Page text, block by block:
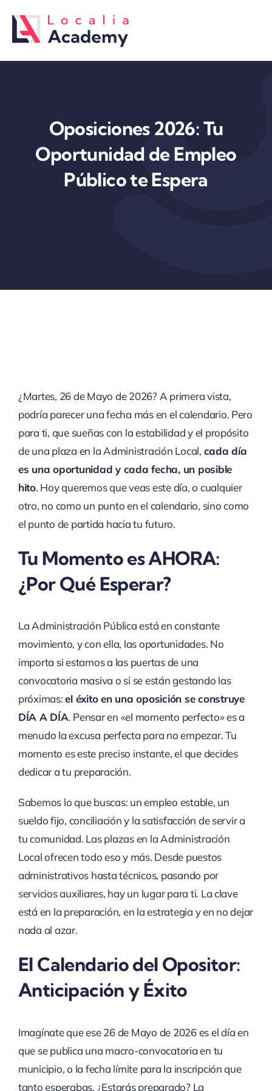
contenido
Oposiciones 2026: Tu
Oportunidad de Empleo
Público te Espera
¿Martes, 26 de Mayo de 2026? A primera vista,
podría parecer una fecha más en el calendario. Pero
para ti, que sueñas con la estabilidad y el propósito
de una plaza en la Administración Local, cada día
es una oportunidad y cada fecha, un posible
hito. Hoy queremos que veas este día, o cualquier
otro, no como un punto en el calendario, sino como
el punto de partida hacia tu futuro.
Tu Momento es AHORA:
¿Por Qué Esperar?
La Administración Pública está en constante
movimiento, y con ella, las oportunidades. No
importa si estamos a las puertas de una
convocatoria masiva o si se están gestando las
próximas:el éxito en una oposición se construye
DÍA A DÍA. Pensar en «el momento perfecto» es a
menudo la excusa perfecta para no empezar. Tu
momento es este preciso instante, el que decides
dedicar a tu preparación.
Sabemos lo que buscas: un empleo estable, un
sueldo fijo, conciliación y la satisfacción de servir a
tu comunidad. Las plazas en la Administración
Local ofrecen todo eso y más. Desde puestos
administrativos hasta técnicos, pasando por
servicios auxiliares, hay un lugar para ti. La clave
está en la preparación, en la estrategia y en no dejar
nada al azar.
El Calendario del Opositor:
Anticipación y Éxito
Imagínate que ese 26 de Mayo de 2026 es el día en
que se publica una macro-convocatoria en tu
municipio, o la fecha límite para la inscripción que
tanto esperabas. ¿Estarás preparado? La